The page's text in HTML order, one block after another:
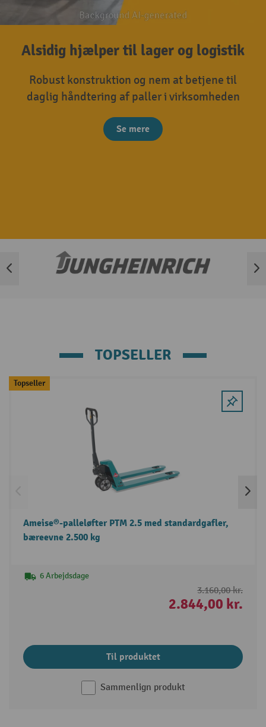
Alsidig hjælper til lager og logistik
Robust konstruktion og nem at betjene til
daglig håndtering af paller i virksomheden
Se mere
TOPSELLER
Spring produktgalleriet over
Topseller
Ameise®-palleløfter PTM 2.5 med standardgafler,
bæreevne 2.500 kg
6 Arbejdsdage
3.160,00 kr.
2.844,00 kr.
Til produktet
Sammenlign produkt